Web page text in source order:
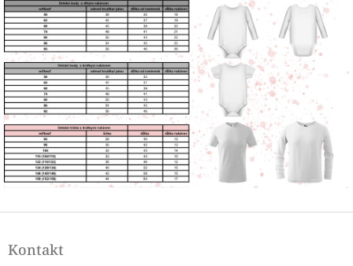
Z
pKontakt